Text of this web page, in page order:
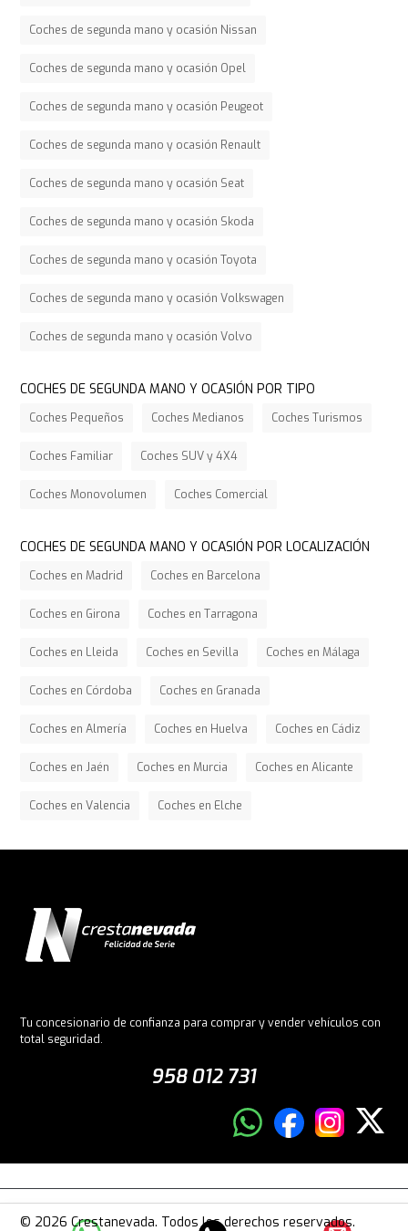
Coches de segunda mano y ocasión Nissan
Coches de segunda mano y ocasión Opel
Coches de segunda mano y ocasión Peugeot
Coches de segunda mano y ocasión Renault
Coches de segunda mano y ocasión Seat
Coches de segunda mano y ocasión Skoda
Coches de segunda mano y ocasión Toyota
Coches de segunda mano y ocasión Volkswagen
Coches de segunda mano y ocasión Volvo
COCHES DE SEGUNDA MANO Y OCASIÓN POR TIPO
Coches Pequeños Coches Medianos Coches Turismos
Coches Familiar Coches SUV y 4X4
Coches Monovolumen Coches Comercial
COCHES DE SEGUNDA MANO Y OCASIÓN POR LOCALIZACIÓN
Coches en Madrid Coches en Barcelona
Coches en Girona Coches en Tarragona
Coches en Lleida Coches en Sevilla Coches en Málaga
Coches en Córdoba Coches en Granada
Coches en Almería Coches en Huelva Coches en Cádiz
Coches en Jaén Coches en Murcia Coches en Alicante
Coches en Valencia Coches en Elche
Tu concesionario de confianza para comprar y vender vehículos con
total seguridad.
958 012 731
© 2026 Crestanevada. Todos los derechos reservados.